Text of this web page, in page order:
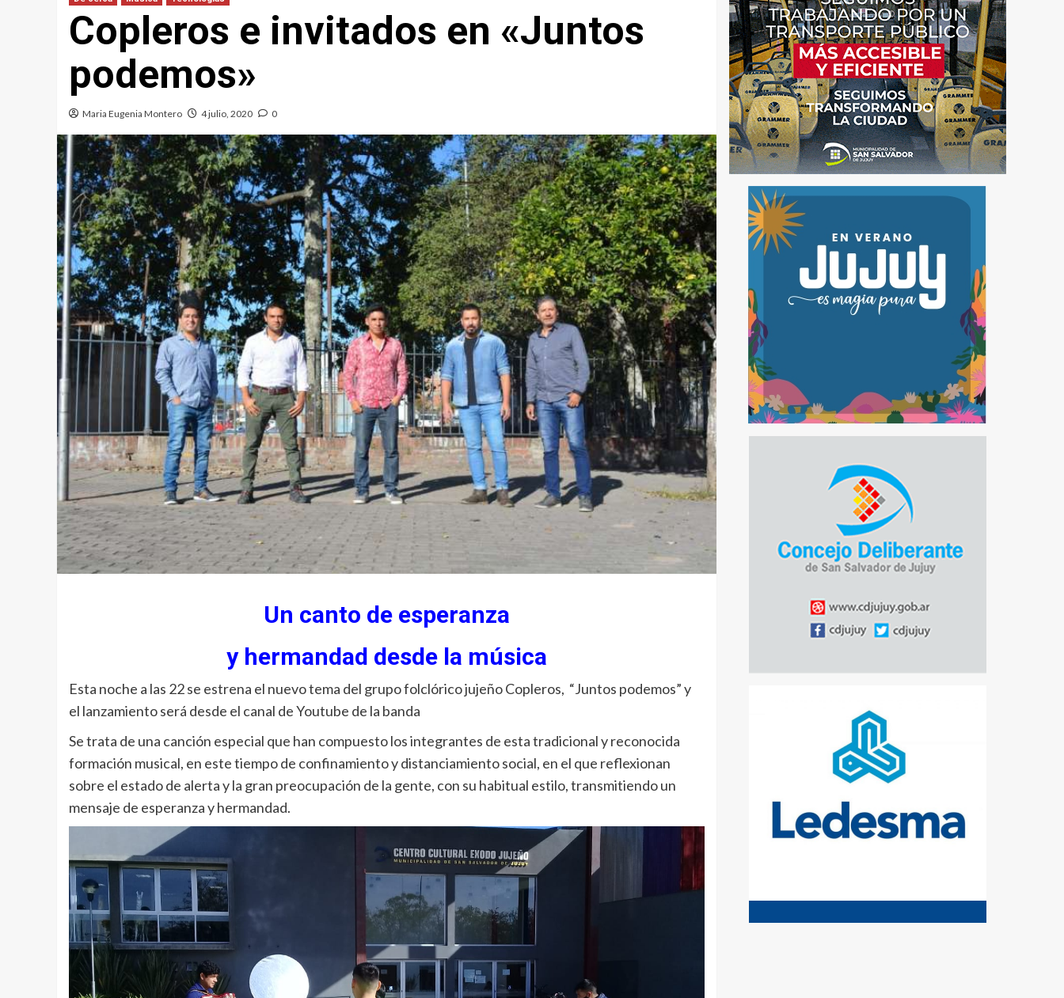
Copleros e invitados en «Juntos
podemos»
Maria Eugenia Montero 4 julio, 2020 0
Un canto de esperanza
y hermandad desde la música
Esta noche a las 22 se estrena el nuevo tema del grupo folclórico jujeño Copleros, “Juntos podemos” y
el lanzamiento será desde el canal de Youtube de la banda
Se trata de una canción especial que han compuesto los integrantes de esta tradicional y reconocida
formación musical, en este tiempo de confinamiento y distanciamiento social, en el que reflexionan
sobre el estado de alerta y la gran preocupación de la gente, con su habitual estilo, transmitiendo un
mensaje de esperanza y hermandad.